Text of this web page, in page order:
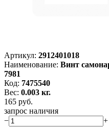
Артикул: 2912401018
Наименование: Винт
7981
Код: 7475540
Вес: 0.003 кг.
165 руб.
запрос наличия
−
+